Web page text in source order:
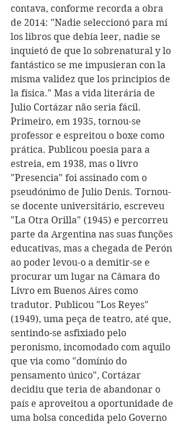
contava, conforme recorda a obra
de 2014: "Nadie seleccionó para mí
los libros que debía leer, nadie se
inquietó de que lo sobrenatural y lo
fantástico se me impusieran con la
misma validez que los principios de
la física." Mas a vida literária de
Julio Cortázar não seria fácil.
Primeiro, em 1935, tornou-se
professor e espreitou o boxe como
prática. Publicou poesia para a
estreia, em 1938, mas o livro
"Presencia" foi assinado com o
pseudónimo de Julio Denis. Tornou-
se docente universitário, escreveu
"La Otra Orilla" (1945) e percorreu
parte da Argentina nas suas funções
educativas, mas a chegada de Perón
ao poder levou-o a demitir-se e
procurar um lugar na Câmara do
Livro em Buenos Aires como
tradutor. Publicou "Los Reyes"
(1949), uma peça de teatro, até que,
sentindo-se asfixiado pelo
peronismo, incomodado com aquilo
que via como "domínio do
pensamento único", Cortázar
decidiu que teria de abandonar o
país e aproveitou a oportunidade de
uma bolsa concedida pelo Governo